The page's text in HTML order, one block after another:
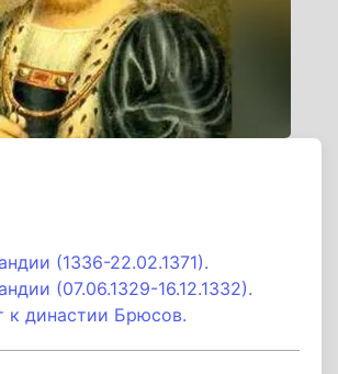
(1336-22.02.1371).
(07.06.1329-16.12.1332).
к династии Брюсов.